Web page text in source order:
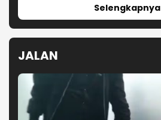
Selengkapnya
JALAN